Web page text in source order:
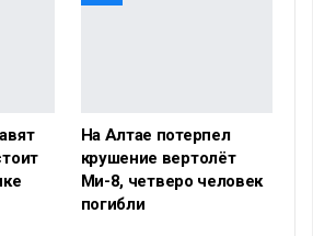
На Алтае потерпел
крушение вертолёт
Ми-8, четверо человек
погибли